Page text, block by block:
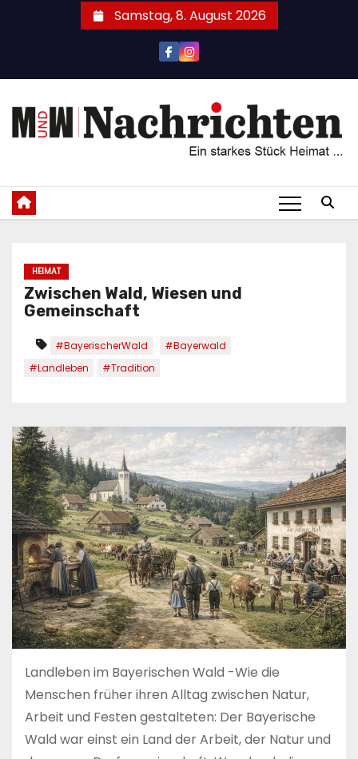
Samstag, 8. August 2026
HEIMAT
Zwischen Wald, Wiesen und
Gemeinschaft
#BayerischerWald
#Bayerwald
#Landleben
#Tradition
Landleben im Bayerischen Wald -Wie die
Menschen früher ihren Alltag zwischen Natur,
Arbeit und Festen gestalteten: Der Bayerische
Wald war einst ein Land der Arbeit, der Natur und